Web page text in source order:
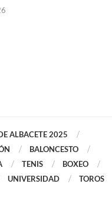
ALBACETE 2025
BALONCESTO
TENIS
BOXEO
UNIVERSIDAD TOROS